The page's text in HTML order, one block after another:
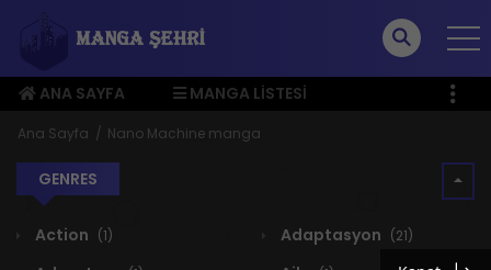
ANA SAYFA
MANGA LISTESI
ÜYE MENÜSÜ
Ana Sayfa Nano Machine manga
GENRES
Action (1) Adaptasyon (21)